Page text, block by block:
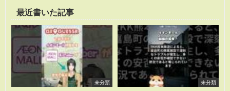
最近書いた記事
未分類 未分類